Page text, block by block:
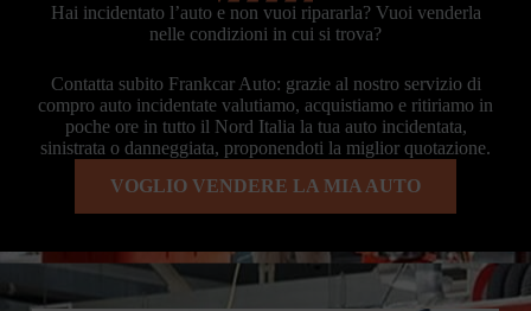
Hai incidentato l’auto e non vuoi ripararla? Vuoi venderla
nelle condizioni in cui si trova?
Contatta subito Frankcar Auto: grazie al nostro servizio di
compro auto incidentate valutiamo, acquistiamo e ritiriamo in
poche ore in tutto il Nord Italia la tua auto incidentata,
sinistrata o danneggiata, proponendoti la miglior quotazione.
VOGLIO VENDERE LA MIA AUTO